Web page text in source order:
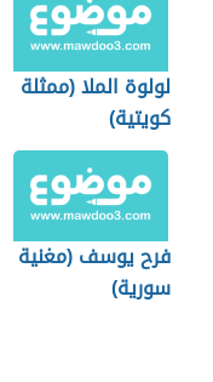
لولوة الملا (ممثلة
كويتية)
فرح يوسف (مغنية
سورية)